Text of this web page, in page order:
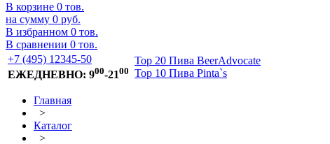
В корзине 0 тов.
на сумму 0 руб.
В избранном 0 тов.
В сравнении 0 тов.
+7 (495) 12345-50
ЕЖЕДНЕВНО: 900-2100
Top 20 Пива BeerAdvocate
Top 10 Пива Pinta`s
Главная
>
Каталог
>